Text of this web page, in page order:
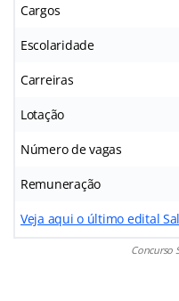
Cargos
Escolaridade
Carreiras
Lotação
Número de vagas
Remuneração
Veja aqui o último edital
Concurso